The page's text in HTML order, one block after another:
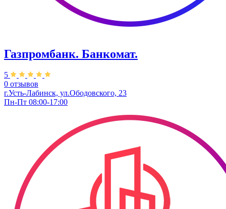
Газпромбанк. Банкомат.
5
0 отзывов
г.Усть-Лабинск, ул.​Ободовского, 23
Пн-Пт 08:00-17:00